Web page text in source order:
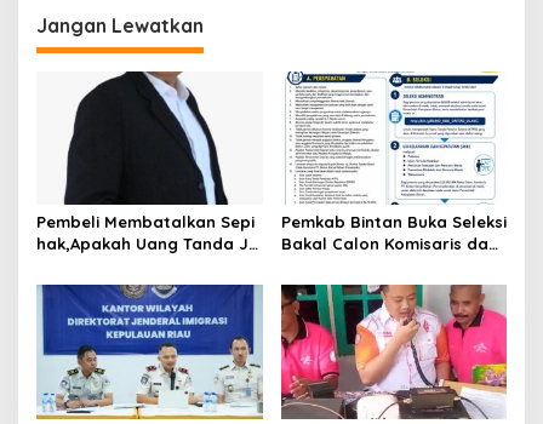
g
a
s
Jangan Lewatkan
Pembeli Membatalkan Sepi
hak,Apakah Uang Tanda Ja
Pemkab Bintan Buka Seleksi
Bakal Calon Komisaris dan
Karya Bahari (Perseroda)